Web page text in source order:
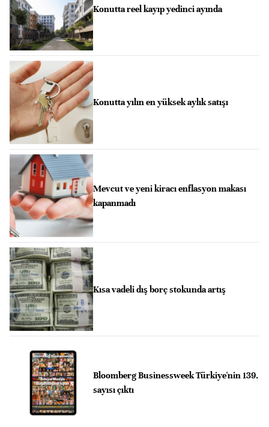
Konutta reel kayıp yedinci ayında
Konutta yılın en yüksek aylık satışı
Mevcut ve yeni kiracı enflasyon makası
kapanmadı
Kısa vadeli dış borç stokunda artış
Bloomberg Businessweek Türkiye'nin 139.
sayısı çıktı